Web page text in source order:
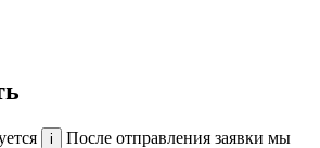
i
После отправления заявки мы